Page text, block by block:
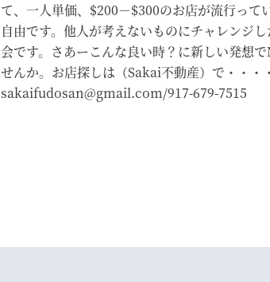
て、一人単価、$200－$300のお店が流行って
自由です。他人が考えないものにチャレンジ
会です。さあーこんな良い時？に新しい発想
せんか。お店探しは（Sakai不動産）で・・・
sakaifudosan@gmail.com/917-679-7515